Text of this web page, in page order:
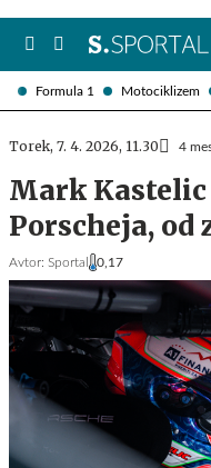
Formula 1 Motociklizem
Torek, 7. 4. 2026, 11.30 4
Mark
Porscheja, od
Avtor: Sportal 0,17